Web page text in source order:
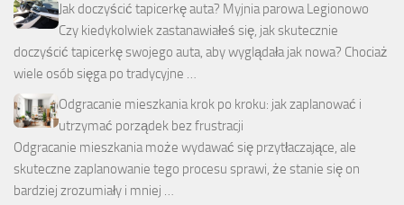
Jak doczyścić tapicerkę auta? Myjnia parowa Legionowo
Czy kiedykolwiek zastanawiałeś się, jak skutecznie
doczyścić tapicerkę swojego auta, aby wyglądała jak nowa? Chociaż
wiele osób sięga po tradycyjne …
Odgracanie mieszkania krok po kroku: jak zaplanować i
utrzymać porządek bez frustracji
Odgracanie mieszkania może wydawać się przytłaczające, ale
skuteczne zaplanowanie tego procesu sprawi, że stanie się on
bardziej zrozumiały i mniej …